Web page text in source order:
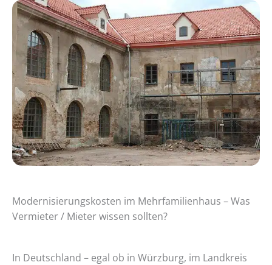
Modernisierungskosten im Mehrfamilienhaus – Was
Vermieter / Mieter wissen sollten?
In Deutschland – egal ob in Würzburg, im Landkreis